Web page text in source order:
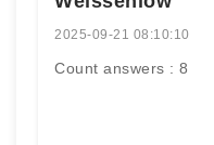
2025-09-21 08:10:10
Count answers : 8